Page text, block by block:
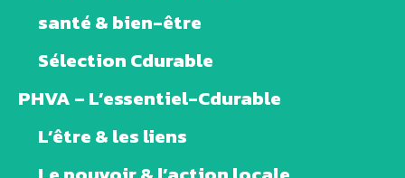
santé & bien-être
Sélection Cdurable
PHVA – L’essentiel-Cdurable
L’être & les liens